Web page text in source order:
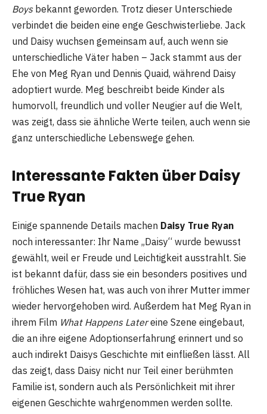
Boysbekannt geworden. Trotz dieser Unterschiede
verbindet die beiden eine enge Geschwisterliebe. Jack
und Daisy wuchsen gemeinsam auf, auch wenn sie
unterschiedliche Väter haben – Jack stammt aus der
Ehe von Meg Ryan und Dennis Quaid, während Daisy
adoptiert wurde. Meg beschreibt beide Kinder als
humorvoll, freundlich und voller Neugier auf die Welt,
was zeigt, dass sie ähnliche Werte teilen, auch wenn sie
ganz unterschiedliche Lebenswege gehen.
Interessante Fakten über Daisy
True Ryan
Einige spannende Details machen Daisy True Ryan
noch interessanter: Ihr Name „Daisy“ wurde bewusst
gewählt, weil er Freude und Leichtigkeit ausstrahlt. Sie
ist bekannt dafür, dass sie ein besonders positives und
fröhliches Wesen hat, was auch von ihrer Mutter immer
wieder hervorgehoben wird. Außerdem hat Meg Ryan in
ihrem Film What Happens Latereine Szene eingebaut,
die an ihre eigene Adoptionserfahrung erinnert und so
auch indirekt Daisys Geschichte mit einfließen lässt. All
das zeigt, dass Daisy nicht nur Teil einer berühmten
Familie ist, sondern auch als Persönlichkeit mit ihrer
eigenen Geschichte wahrgenommen werden sollte.